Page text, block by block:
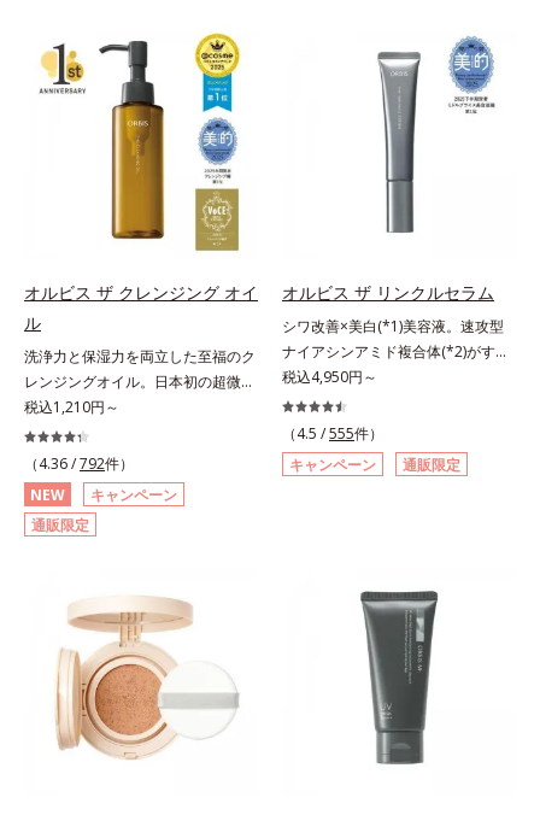
洗顔料 ⇒ 化粧水 ⇒ 保湿液 ⇒オル
ビス リンクルブライトUVプロテク
ター N各商品の詳しい情報は商品ペ
ージをご覧ください。・BEAUTY夏
角的なエイジングケアが叶うシリー
ズに。3ステップで上向き(*10)のハ
リと透明感を。効果的なシナジー設
計で、あなたのエイジングケアを応
援します。*1 メラニンの生成を抑
*6 乾燥による*7 保湿成分*8
ロニセラカエルレア果汁、ノバラエ
キス配合＝うるおいを与えハリと透
明感に満ちた肌へ導く保湿成分*9
エキス配合＝角層のすみずみまで水
分・油分を保ち、ハリ・ツヤを与え
る保湿成分*10 気持ちのことアレ
る初期エイジングケアシリーズで
す。「うるおいの質」に着目し、肌
荒れを予防しながらうるおいに満ち
た美しい肌へと導きます。ポーラ・
オルビスグループ独自の肌荒れ防止
有効成分として、「DF-パンテノー
ル(*3)」を国内唯一(*4)、高濃度で
配合。角層のバリア機能にアプロー
チして肌荒れを防ぎ、肌不調にゆら
がない肌を叶えます。そして、独自
研究に基づいたアプローチ成分
「MCアクティベーター(*5)」。肌
のうるおいを引き出し・高めて、ハ
リ感あふれる肌へと導きます。うる
おいに満ちたゆらがない肌をご体感
いただくために設計された3ステッ
プで、いつも力強く美しくあり続け
るあなたを応援します。*1 肌にう
るおいが満ち、維持されている状態
*2 年齢に応じたお手入れのこと
*3 デクスパンテノールW*4
オトギリソウエキス配合＝肌にうる
おいを与え、うるおいに満ちたハリ
ツヤ肌へ導く保湿成分アレルギーテ
スト済＝全ての方にアレルギーが起
こらないということではありませ
上がる粉体(*1)と、サラサラ状態を
キープする(*2)2種の粉体で、ヨ
レ・テカリをブロック。素肌にピタ
ッと密着する設計で、くずれにくい
サラサラ肌をキープします。さらに
脂や汗に濡れてもくすみにくく。2
ように肌のノイズをふわっとカバー
じさせない、軽やかな美肌に整えま
もしっかりカットします。※外観色
や肌に塗布した直後の色が濃く見え
ますが、肌になじんだ後の色みは他
のファンデーションと同等です。*1
炭酸Ca配合＝化粧持ち向上粉体*2
（HDI/トリメチロールヘキシルラク
EX（アルミナ、ヒアルロン酸
Na）、密着エアリーパウダー
EX（ポリアスパラギン酸Na、マイ
カ）配合＝仕上がり向上成分
オルビス ザ クレンジング オイ
ル
洗浄力と保湿力を両立した至福のク
レンジングオイル。日本初の超微粒
子技術(*1)が毛穴奥の微細な汚れに
アプローチ。圧倒的な洗浄力と毛穴
悩みに着目したクレンジングオイル
です。日本初・超微粒子技術(*1)
で、さっと塗り広げるだけで濃いメ
イクはもちろん毛穴悩みも取り去
ンジング(*2)をご用意しました。ポ
ーラ化成は独自の先端研究により、
ナノバブルよりも小さい超微粒子
(*3)をクレンジングに搭載すること
に成功。毛穴よりはるかに小さい超
微粒子とオイルが肌と汚れの間に入
り込み、小さくばらけて肌表面にう
税込1,210円～
（4.36 /792件）
NEW
キャンペーン
通販限定
オルビス ザ リンクルセラム
シワ改善×美白(*1)美容液。速攻型
ナイアシンアミド複合体(*2)がすば
やく浸透(*3)。ピンと、パッと。大
人の肌にハリ感を。シワ改善×美白
(*1)美容液。ポーラ化成 研究所の独
自研究で見出した、速攻型ナイアシ
ンアミド複合体(*2)と浸透サポート
届けます。真皮のコラーゲン産生を
促進し、年齢とともに刻まれる深い
悩みのシワを改善しながら、過剰な
メラニン生成を防ぎ未来のシミ・ソ
バカスを予防します。さらに独自研
究に基づいた浸透型ハリ保湿成分
(*6)で大人肌にハリ感をプラス。す
税込4,950円～
（4.5 /555件）
キャンペーン
通販限定